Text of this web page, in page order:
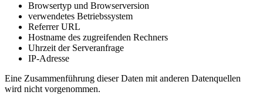
Browsertyp und Browserversion
verwendetes Betriebssystem
Referrer URL
Hostname des zugreifenden Rechners
Uhrzeit der Serveranfrage
IP-Adresse
Eine Zusammenführung dieser Daten mit anderen Datenquellen
wird nicht vorgenommen.